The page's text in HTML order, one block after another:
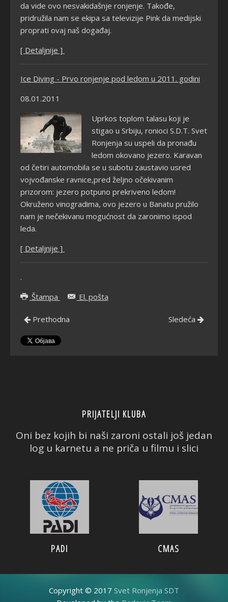
da vide ovo nesvakidašnje ronjenje. Takođe,
pridružila nam se ekipa sa televizije Pink da medijski
proprati ovaj naš događaj.
[ Detaljnije ]
Ice Diving - Prvo ronjenje pod ledom u 2011. godini
08.01.2011
Uprkos toplom talasu koji je
stigao u Srbiju, ronioci S.D.T. Svet
Ronjenja su uspeli da pronađu
ledom okovano jezero. Karavan
od četiri automobila se u subotu zaustavio usred
vojvođanske ravnice,pred željno očekivanim
prizorom: jezero potpuno prekriveno ledom!
Okruženo vinogradima, ovo jezero u Banatu pružilo
nam je nečekivanu mogućnost da zaronimo ispod
leda.
[ Detaljnije ]
.
Štampa
El. pošta
Prethodna Sledeća
PRIJATELJI KLUBA
Oni bez kojih bi naši zaroni ostali još jedan
log u karnetu a ne priča u filmu i slici
PADI CMAS
Copyright © 2017Svet Ronjenja SDT